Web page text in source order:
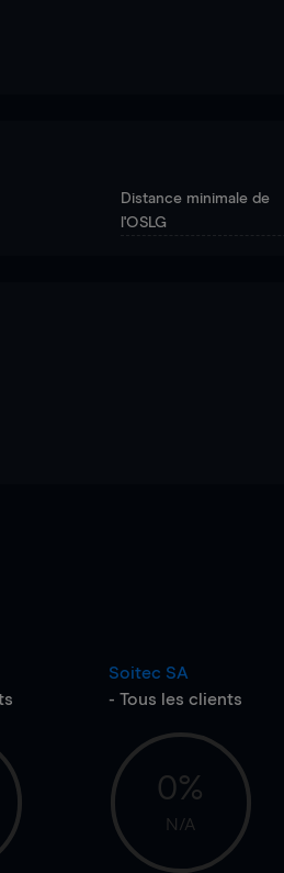
Distance minimale de
l'OSLG
Soitec SA
- Tous les clients
0%
N/A